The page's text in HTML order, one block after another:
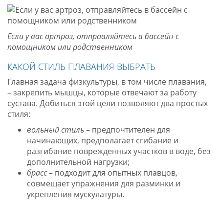
Если у вас артроз, отправляйтесь в бассейн с
помощником или родственником
КАКОЙ СТИЛЬ ПЛАВАНИЯ ВЫБРАТЬ
Главная задача физкультуры, в том числе плавания,
– закрепить мышцы, которые отвечают за работу
сустава. Добиться этой цели позволяют два простых
стиля:
вольный стиль– предпочтителен для
начинающих, предполагает сгибание и
разгибание поврежденных участков в воде, без
дополнительной нагрузки;
брасс– подходит для опытных плавцов,
совмещает упражнения для разминки и
укрепления мускулатуры.